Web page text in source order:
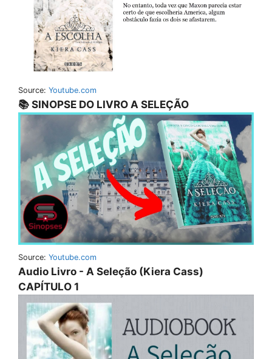
Source: Youtube.com
📚 SINOPSE DO LIVRO A SELEÇÃO
Source: Youtube.com
Audio Livro - A Seleção (Kiera Cass)
CAPÍTULO 1